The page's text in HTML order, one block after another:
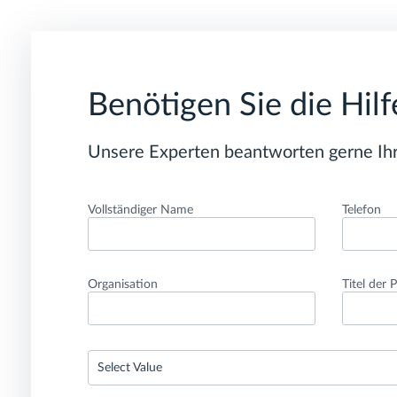
Benötigen Sie die
Unsere Experten beantworten gerne
Vollständiger Name Telefon
Organisation
Titel der
Select Value